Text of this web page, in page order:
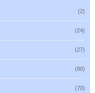
(2)
(24)
(27)
(80)
(70)